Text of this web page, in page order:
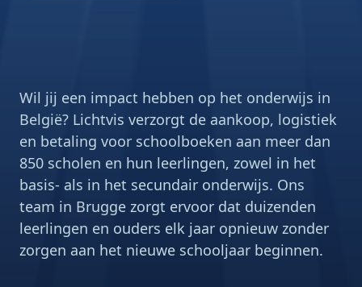
Wil jij een impact hebben op het onderwijs in
België? Lichtvis verzorgt de aankoop, logistiek
en betaling voor schoolboeken aan meer dan
850 scholen en hun leerlingen, zowel in het
basis- als in het secundair onderwijs. Ons
team in Brugge zorgt ervoor dat duizenden
leerlingen en ouders elk jaar opnieuw zonder
zorgen aan het nieuwe schooljaar beginnen.